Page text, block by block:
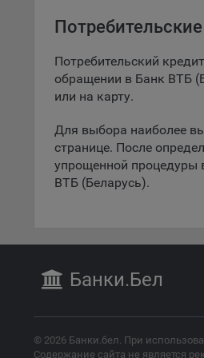
Потребительский
обращении в Банк ВТБ
или на карту.
Для выбора наиболее
странице. После
упрощенной процедуры
ВТБ (Беларусь).
Банки.Бел
© 2026 Банки.бел. При
Содержание сайта не является